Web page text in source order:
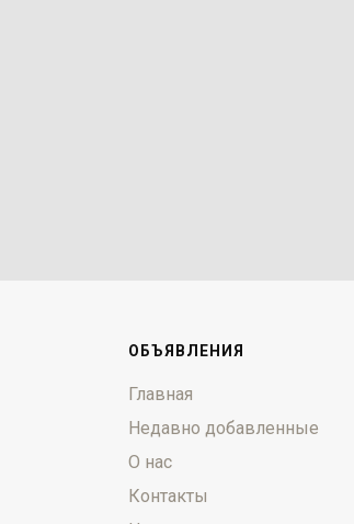
ОБЪЯВЛЕНИЯ
Главная
Недавно добавленные
О нас
Контакты